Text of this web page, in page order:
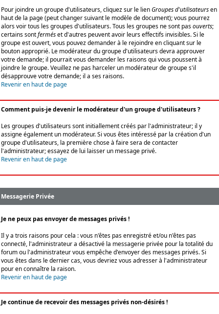
Pour joindre un groupe d'utilisateurs, cliquez sur le lienGroupes d'utilisateursen
haut de la page (peut changer suivant le modèle de document); vous pourrez
alors voir tous les groupes d'utilisateurs. Tous les groupes ne sont pasouverts;
certains sontferméset d'autres peuvent avoir leurs effectifs invisibles. Si le
groupe est ouvert, vous pouvez demander à le rejoindre en cliquant sur le
bouton approprié. Le modérateur du groupe d'utilisateurs devra approuver
votre demande; il pourrait vous demander les raisons qui vous poussent à
joindre le groupe. Veuillez ne pas harceler un modérateur de groupe s'il
désapprouve votre demande; il a ses raisons.
Revenir en haut de page
Comment puis-je devenir le modérateur d'un groupe d'utilisateurs ?
Les groupes d'utilisateurs sont initiallement créés par l'administrateur; il y
assigne également un modérateur. Si vous êtes intéressé par la création d'un
groupe d'utilisateurs, la première chose à faire sera de contacter
l'administrateur; essayez de lui laisser un message privé.
Revenir en haut de page
Messagerie Privée
Je ne peux pas envoyer de messages privés !
Il y a trois raisons pour cela : vous n'êtes pas enregistré et/ou n'êtes pas
connecté, l'administrateur a désactivé la messagerie privée pour la totalité du
forum ou l'administrateur vous empêche d'envoyer des messages privés. Si
vous êtes dans le dernier cas, vous devriez vous adresser à l'administrateur
pour en connaître la raison.
Revenir en haut de page
Je continue de recevoir des messages privés non-désirés !